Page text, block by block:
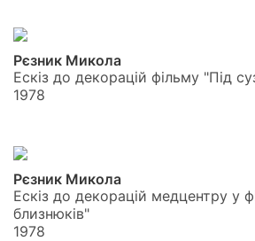
Рєзник Микола
Ескіз до декорацій фільму "Під
1978
Рєзник Микола
Ескіз до декорацій медцентру у
близнюків"
1978